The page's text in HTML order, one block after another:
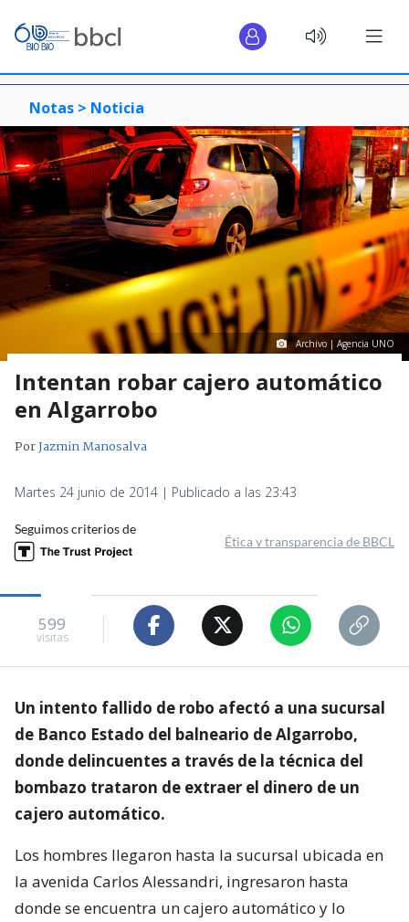
Notas > Noticia
Archivo | Agencia UNO
Intentan robar cajero automático
en Algarrobo
PorJazmin Manosalva
Martes 24 junio de 2014 | Publicado a las 23:43
Seguimos criterios de
Ética y transparencia de BBCL
599
visitas
Un intento fallido de robo afectó a una sucursal
de Banco Estado del balneario de Algarrobo,
donde delincuentes a través de la técnica del
bombazo trataron de extraer el dinero de un
cajero automático.
Los hombres llegaron hasta la sucursal ubicada en
la avenida Carlos Alessandri, ingresaron hasta
donde se encuentra un cajero automático y lo